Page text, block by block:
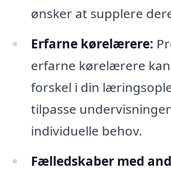
ønsker at supplere
Erfarne kørelærere:
erfarne kørelærere
forskel i din
tilpasse
individuelle behov.
Fælledskaber med